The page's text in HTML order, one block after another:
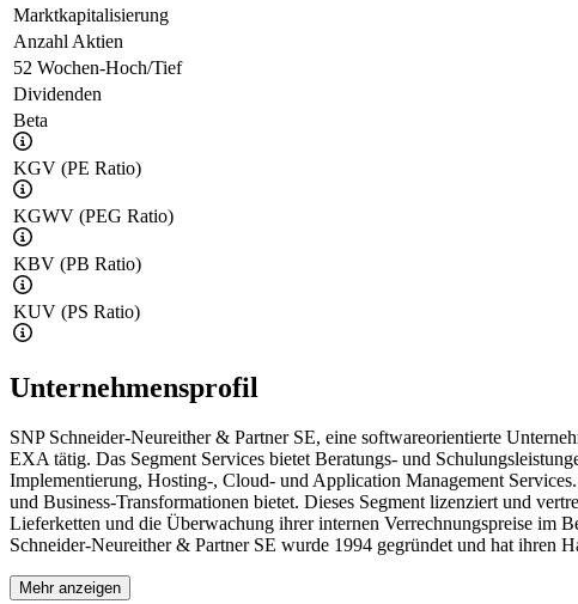
Marktkapitalisierung
Anzahl Aktien
52 Wochen-Hoch/Tief
Dividenden
Beta
KGV (PE Ratio)
KGWV (PEG Ratio)
KBV (PB Ratio)
KUV (PS Ratio)
Unternehmensprofil
SNP Schneider-Neureither & Partner SE, eine softwareorientierte
EXA tätig. Das Segment Services bietet Beratungs- und
Implementierung, Hosting-, Cloud- und Application Management
und Business-Transformationen bietet. Dieses Segment lizenziert und
Lieferketten und die Überwachung ihrer internen Verrechnungspreise im
Schneider-Neureither & Partner SE wurde 1994 gegründet und hat ihren
Mehr anzeigen